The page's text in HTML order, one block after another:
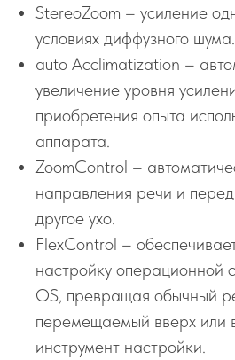
StereoZoom – усиление
условиях диффузного шума.
auto Acclimatization –
увеличение уровня
приобретения опыта
аппарата.
ZoomControl –
направления речи и
другое ухо.
FlexControl –
настройку операционной
OS, превращая обычный
перемещаемый вверх или
инструмент настройки.